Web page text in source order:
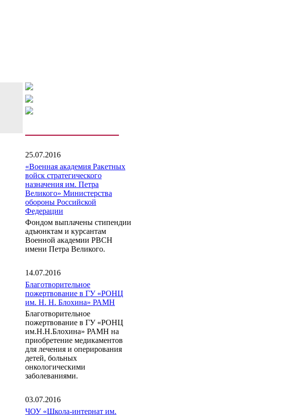
25.07.2016
«Военная академия Ракетных
войск стратегического
назначения им. Петра
Великого» Министерства
обороны Российской
Федерации
Фондом выплачены стипендии
адъюнктам и курсантам
Военной академии РВСН
имени Петра Великого.
14.07.2016
Благотворительное
пожертвование в ГУ «РОНЦ
им. Н. Н. Блохина» РАМН
Благотворительное
пожертвование в ГУ «РОНЦ
им.Н.Н.Блохина» РАМН на
приобретение медикаментов
для лечения и оперирования
детей, больных
онкологическими
заболеваниями.
03.07.2016
ЧОУ «Школа-интернат им.